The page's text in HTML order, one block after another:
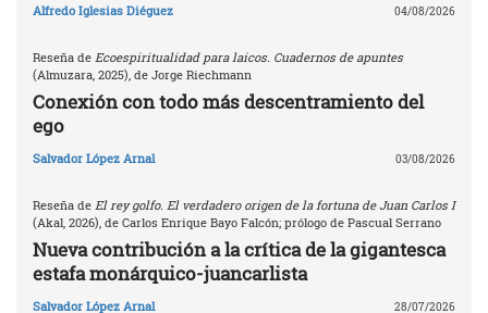
Alfredo Iglesias Diéguez 04/08/2026
Reseña de Ecoespiritualidad para laicos. Cuadernos de apuntes
(Almuzara, 2025), de Jorge Riechmann
Conexión con todo más descentramiento del
ego
Salvador López Arnal 03/08/2026
Reseña de El rey golfo. El verdadero origen de la fortuna de Juan Carlos I
(Akal, 2026), de Carlos Enrique Bayo Falcón; prólogo de Pascual Serrano
Nueva contribución a la crítica de la gigantesca
estafa monárquico-juancarlista
Salvador López Arnal 28/07/2026